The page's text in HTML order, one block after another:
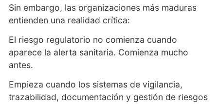
Sin embargo, las organizaciones más maduras
entienden una realidad crítica:
El riesgo regulatorio no comienza cuando
aparece la alerta sanitaria. Comienza mucho
antes.
Empieza cuando los sistemas de vigilancia,
trazabilidad, documentación y gestión de riesgos